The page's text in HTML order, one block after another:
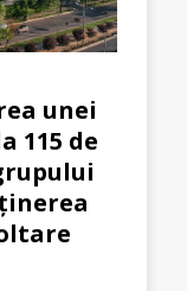
unei
115 de